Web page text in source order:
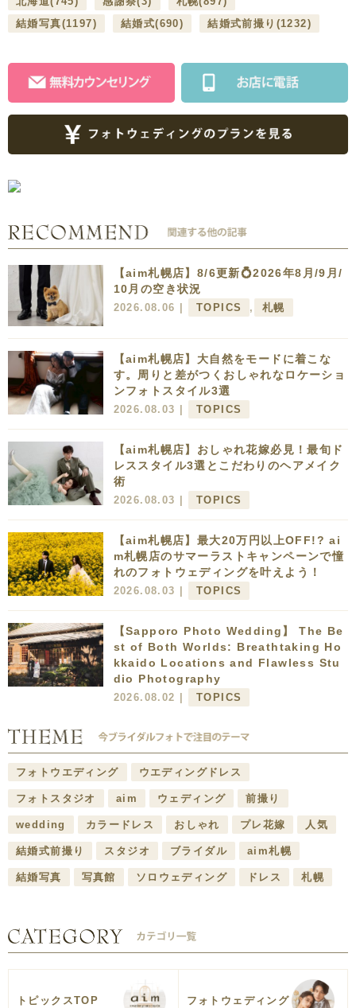
結婚写真(1197) 結婚式(690) 結婚式前撮り (1232)
【aim札幌店】8/6更新💍2026年8月/9月/
10月の空き状況
2026.08.06 | TOPICS , 札幌
【aim札幌店】大自然をモードに着こな
す。周りと差がつくおしゃれなロケーショ
ンフォトスタイル3選
2026.08.03 | TOPICS
【aim札幌店】おしゃれ花嫁必見！最旬ド
レススタイル3選とこだわりのヘアメイク
術
2026.08.03 | TOPICS
【aim札幌店】最大20万円以上OFF!? ai
m札幌店のサマーラストキャンペーンで憧
れのフォトウェディングを叶えよう！
2026.08.03 | TOPICS
【Sapporo Photo Wedding】 The Be
st of Both Worlds: Breathtaking Ho
kkaido Locations and Flawless Stu
dio Photography
2026.08.02 | TOPICS
フォトウエディング ウエディングドレス
フォトスタジオ aim ウェディング 前撮り
wedding カラードレス おしゃれ プレ花嫁 人気
結婚式前撮り スタジオ ブライダル aim札幌
結婚写真 写真館 ソロウェディング ドレス 札幌
トピックスTOP フォトウェディング